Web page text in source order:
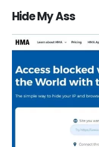
Hide My Ass